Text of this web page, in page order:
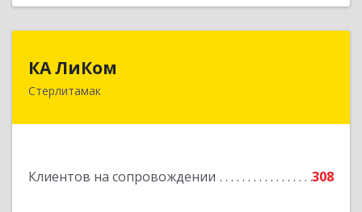
КА ЛиКом
Стерлитамак
Клиентов на сопровождении 308
453115, Башкортостан Респ, г.о. город
Подробнее